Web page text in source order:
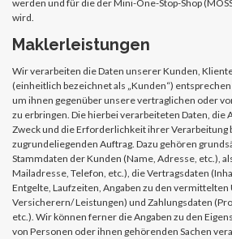
werden und für die der Mini-One-Stop-Shop
wird.
Maklerleistungen
Wir verarbeiten die Daten unserer Kunden,
(einheitlich bezeichnet als „Kunden“) entsprechen
um ihnen gegenüber unsere vertraglichen oder
zu erbringen. Die hierbei verarbeiteten Daten, die
Zweck und die Erforderlichkeit ihrer Verarbeitung
zugrundeliegenden Auftrag. Dazu gehören
Stammdaten der Kunden (Name, Adresse, etc.),
Mailadresse, Telefon, etc.), die Vertragsdaten
Entgelte, Laufzeiten, Angaben zu den
Versicherern/ Leistungen) und Zahlungsdaten
etc.). Wir können ferner die Angaben zu den
von Personen oder ihnen gehörenden Sachen